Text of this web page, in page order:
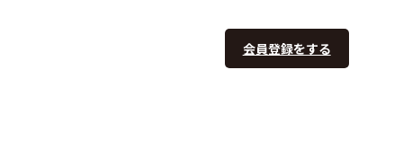
会員登録をする